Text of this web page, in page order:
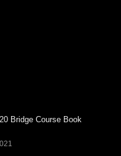
Bridge Course Book